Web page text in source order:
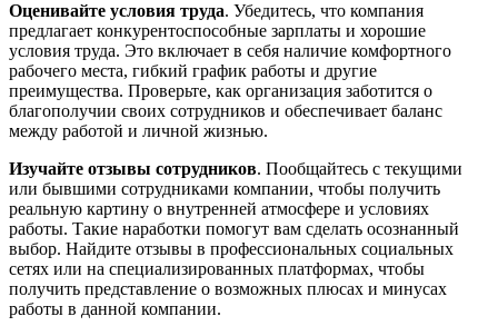
Оценивайте условия труда. Убедитесь, что компания
предлагает конкурентоспособные зарплаты и хорошие
условия труда. Это включает в себя наличие комфортного
рабочего места, гибкий график работы и другие
преимущества. Проверьте, как организация заботится о
благополучии своих сотрудников и обеспечивает баланс
между работой и личной жизнью.
Изучайте отзывы сотрудников. Пообщайтесь с текущими
или бывшими сотрудниками компании, чтобы получить
реальную картину о внутренней атмосфере и условиях
работы. Такие наработки помогут вам сделать осознанный
выбор. Найдите отзывы в профессиональных социальных
сетях или на специализированных платформах, чтобы
получить представление о возможных плюсах и минусах
работы в данной компании.